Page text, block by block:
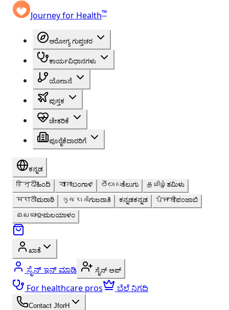
Journey for Health™
ಆರೋಗ್ಯ ಗುಪ್ತಚರ
ಕಾರ್ಯವಿಧಾನಗಳು
ಯೋಜನೆ
ಪುಸ್ತಕ
ಚೇತರಿಕೆ
ಪೂರೈಕೆದಾರರಿಗೆ
ಕನ್ನಡ
हिन्दीಹಿಂದಿ বাংলাಬಂಗಾಳಿ తెలుగుತೆಲುಗು தமிழ் ತಮಿಳು
मराठीಮರಾಠಿ ગુજરાતીಗುಜರಾತಿ ಕನ್ನಡಕನ್ನಡ ਪੰਜਾਬੀಪಂಜಾಬಿ
മലയാളംಮಲಯಾಳಂ
ಖಾತೆ
ಸೈನ್ ಇನ್ ಮಾಡಿ ಸೈನ್ ಅಪ್
For healthcare pros ಬೆಲೆ ನಿಗದಿ
Contact JforH